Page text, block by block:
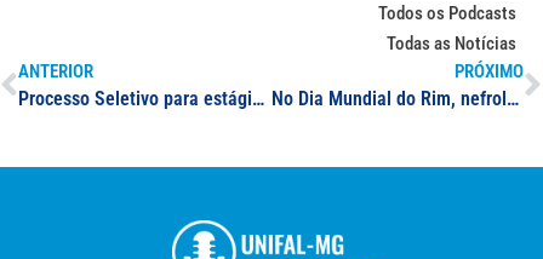
Todos os Podcasts
Todas as Notícias
ANTERIOR
Processo Seletivo para estágio no campus Varginha
PRÓXIMO
No Dia Mundial do Rim, nefrologista e professor da Faculdade de Medicina da UNIFAL-MG esclarece dúvidas sobre doenças renais